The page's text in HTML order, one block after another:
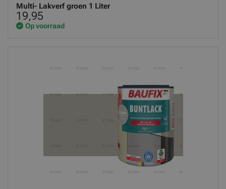
Multi- Lakverf groen 1 Liter
19,95
Op voorraad